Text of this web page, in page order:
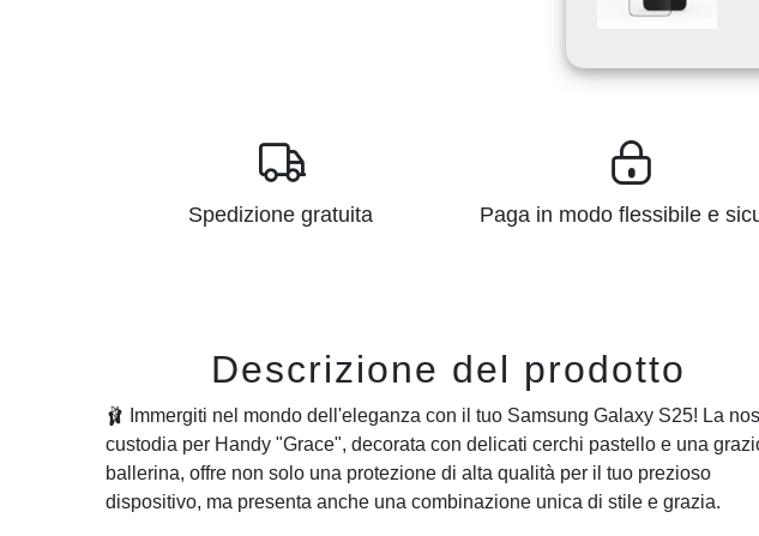
Spedizione gratuita Paga in modo flessibile e
Descrizione del prodotto
🩰 Immergiti nel mondo dell'eleganza con il tuo Samsung Galaxy S25! La
custodia per Handy "Grace", decorata con delicati cerchi pastello e una
ballerina, offre non solo una protezione di alta qualità per il tuo prezioso
dispositivo, ma presenta anche una combinazione unica di stile e grazia.